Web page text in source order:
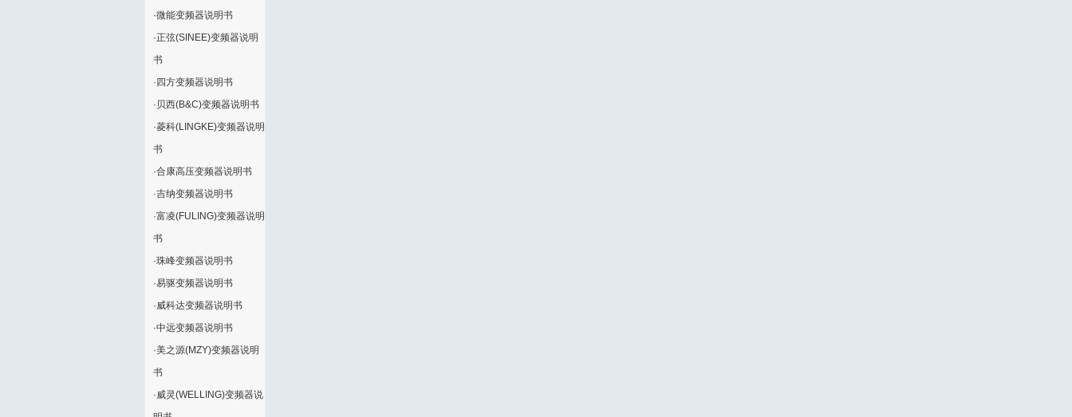
·微能变频器说明书
·正弦(SINEE)变频器说明
书
· 四方变频器说明书
· 贝西(B&C)变频器说明书
·菱科(LINGKE)变频器说明
书
·合康高压变频器说明书
·吉纳变频器说明书
·富凌(FULING)变频器说明
书
·珠峰变频器说明书
·易驱变频器说明书
·威科达变频器说明书
·中远变频器说明书
·美之源(MZY)变频器说明
书
·威灵(WELLING)变频器说